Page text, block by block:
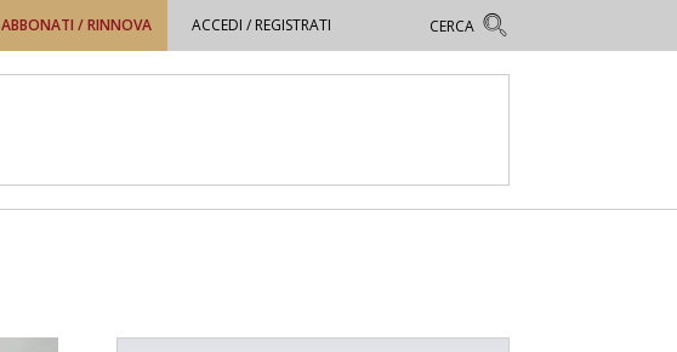
ABBONATI / RINNOVA ACCEDI / REGISTRATI